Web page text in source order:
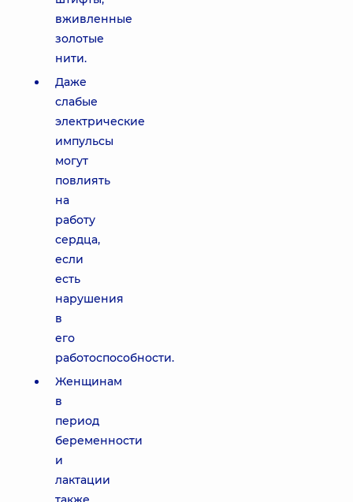
вживленные
золотые
нити.
Даже
слабые
электрические
импульсы
могут
повлиять
на
работу
сердца,
если
есть
нарушения
в
его
работоспособности.
Женщинам
в
период
беременности
и
лактации